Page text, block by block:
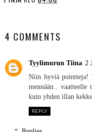
4 COMMENTS
Tyylimurun Tiina 2
Niin hyviä pointteja!
mennään.. vaatteelle
kuin yhden illan
REPLY